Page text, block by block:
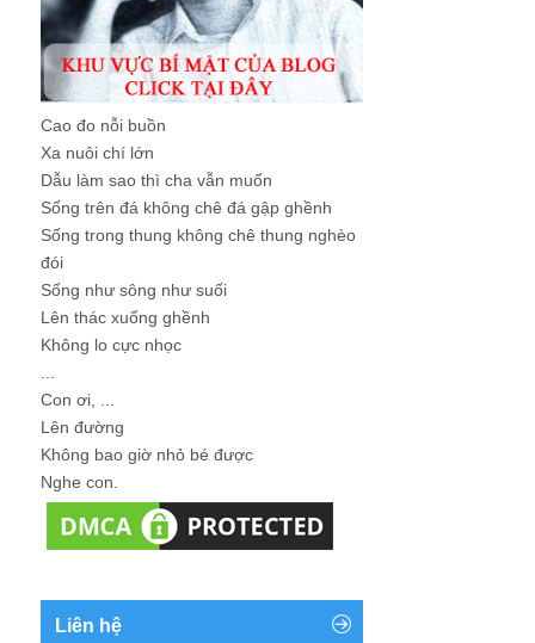
Cao đo nỗi buồn
Xa nuôi chí lớn
Dẫu làm sao thì cha vẫn muốn
Sống trên đá không chê đá gập ghềnh
Sống trong thung không chê thung nghèo
đói
Sống như sông như suối
Lên thác xuống ghềnh
Không lo cực nhọc
Con ơi, ...
Lên đường
Không bao giờ nhỏ bé được
Nghe con.
Liên hệ